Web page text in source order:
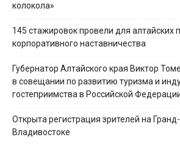
колокола»
145 стажировок провели для алтайских
корпоративного наставничества
Губернатор Алтайского края Виктор
в совещании по развитию туризма и
гостеприимства в Российской
Открыта регистрация зрителей на
Владивостоке